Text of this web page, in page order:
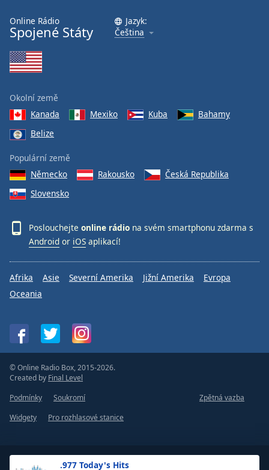
.977 Today's Hits
Online Rádio
Spojené Státy
Jazyk:
Čeština
Okolní země
Kanada
Mexiko Kuba
Bahamy
Belize
Populární země
Německo
Rakousko
Česká Republika
Slovensko
Poslouchejte online rádio na svém smartphonu zdarma s
Android or iOS aplikací!
Afrika Asie Severní Amerika Jižní Amerika
Evropa
Oceania
© Online Radio Box, 2015-2026.
Created by Final Level
Podmínky
Soukromí
Zpětná vazba
Widgety
Pro rozhlasové stanice